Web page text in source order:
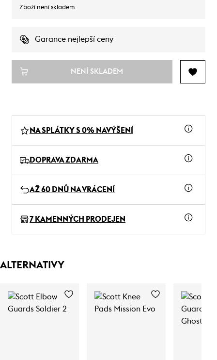
Zboží není skladem.
Garance nejlepší ceny
NENÍ SKLADEM
NA SPLÁTKY S 0% NAVÝŠENÍ
DOPRAVA ZDARMA
AŽ 60 DNŮ NA VRÁCENÍ
7 KAMENNÝCH PRODEJEN
ALTERNATIVY